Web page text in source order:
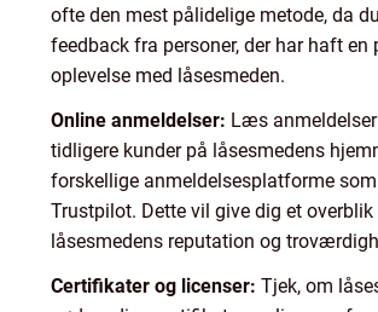
ofte den mest pålidelige metode, da
feedback fra personer, der har haft en
oplevelse med låsesmeden.
Online anmeldelser: Læs
tidligere kunder på låsesmedens
forskellige anmeldelsesplatforme
Trustpilot. Dette vil give dig et overblik
låsesmedens reputation og
Certifikater og licenser: Tjek, om